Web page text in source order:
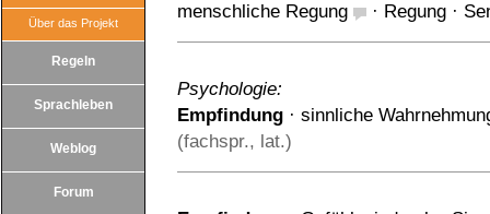
Über das Projekt
Regeln
Sprachleben
Weblog
Forum
menschliche Regung
· Regung ·
Psychologie:
Empfindung · sinnliche
(fachspr., lat.)